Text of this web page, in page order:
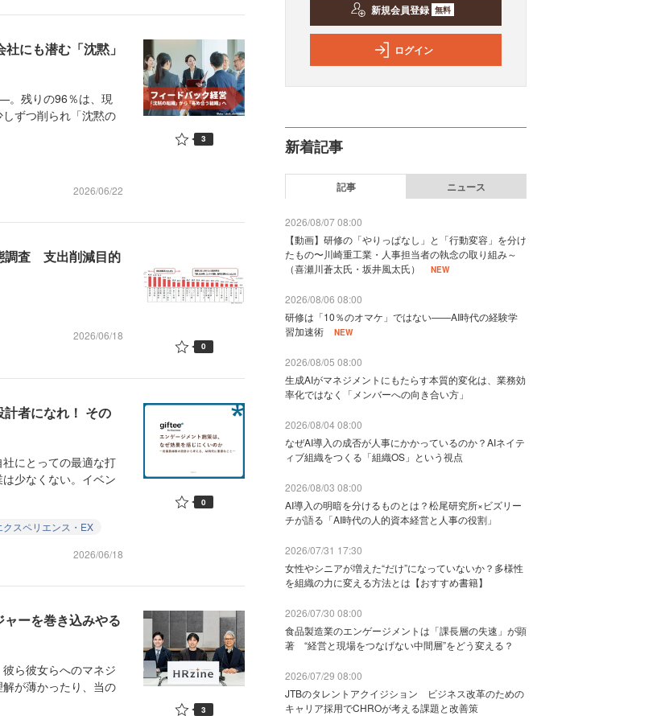
にも潜む「沈黙」
。残りの96％は、現
ずつ削られ「沈黙の
2026/06/22
3
調査 支出削減目的
2026/06/18
0
者になれ！ その
にとっての最適な打
少なくない。イベン
クスペリエンス・EX
2026/06/18
0
ーを巻き込みやる
ら彼女らへのマネジ
が薄かったり、当の
3
新規会員登録 無料
ログイン
新着記事
記事 ニュース
2026/08/07 08:00
【動画】研修の「やりっぱなし」と「行動変容」を分け
たもの〜川崎重工業・人事担当者の執念の取り組み～
（喜瀬川蒼太氏・坂井風太氏）
NEW
2026/08/06 08:00
研修は「10％のオマケ」ではない——AI時代の経験学
習加速術
NEW
2026/08/05 08:00
生成AIがマネジメントにもたらす本質的変化は、業務効
率化ではなく「メンバーへの向き合い方」
2026/08/04 08:00
なぜAI導入の成否が人事にかかっているのか？AIネイテ
ィブ組織をつくる「組織OS」という視点
2026/08/03 08:00
AI導入の明暗を分けるものとは？松尾研究所×ビズリー
チが語る「AI時代の人的資本経営と人事の役割」
2026/07/31 17:30
女性やシニアが増えた“だけ”になっていないか？多様性
を組織の力に変える方法とは【おすすめ書籍】
2026/07/30 08:00
食品製造業のエンゲージメントは「課長層の失速」が顕
著 “経営と現場をつなげない中間層”をどう変える？
2026/07/29 08:00
JTBのタレントアクイジション ビジネス改革のための
キャリア採用でCHROが考える課題と改善策